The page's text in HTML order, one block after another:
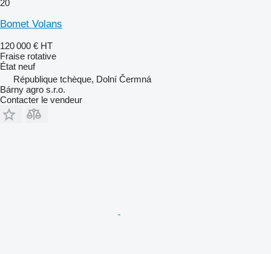
20
Bomet Volans
120 000 € HT
Fraise rotative
État neuf
République tchèque, Dolní Čermná
Bárny agro s.r.o.
Contacter le vendeur